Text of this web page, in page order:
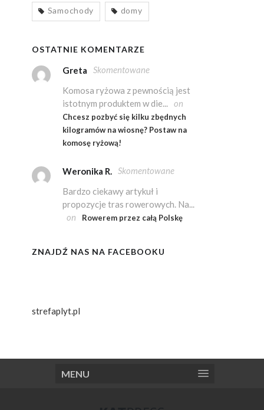
Samochody domy
OSTATNIE KOMENTARZE
Greta
Skomentowane
Komosa ryżowa z pewnością jest
istotnym produktem w die... on
Chcesz pozbyć się kilku zbędnych
kilogramów na wiosnę? Postaw na
komosę ryżową!
Weronika R. Skomentowane
Bardzo ciekawy artykuł i
propozycje tras rowerowych. Na...
on
Rowerem przez całą Polskę
ZNAJDŹ NAS NA FACEBOOKU
strefaplyt.pl
MENU